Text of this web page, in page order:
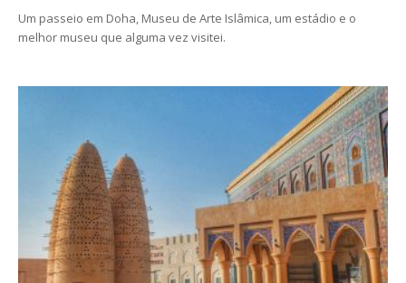
Um passeio em Doha, Museu de Arte Islâmica, um estádio e o
melhor museu que alguma vez visitei.